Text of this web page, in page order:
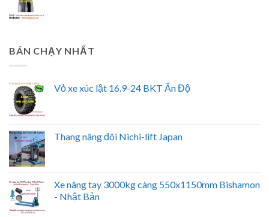
BÁN CHẠY NHẤT
Vỏ xe xúc lật 16.9-24 BKT Ấn Độ
Thang nâng đôi Nichi-lift Japan
Xe nâng tay 3000kg càng 550x1150mm Bishamon
- Nhật Bản